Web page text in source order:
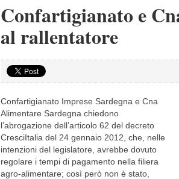
Confartigianato e
al rallentatore
Confartigianato Imprese Sardegna e Cna
Alimentare Sardegna chiedono
l’abrogazione dell’articolo 62 del decreto
CresciItalia del 24 gennaio 2012, che, nelle
intenzioni del legislatore, avrebbe dovuto
regolare i tempi di pagamento nella filiera
agro-alimentare; così però non è stato,